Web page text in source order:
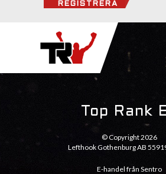
REGISTRERA
Top Rank
© Copyright 2026
Lefthook Gothenburg AB
E-handel från Sentro